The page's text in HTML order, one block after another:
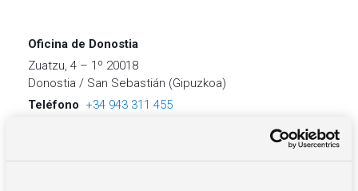
Oficina de Donostia
Zuatzu, 4 – 1º 20018
Donostia / San Sebastián (Gipuzkoa)
Teléfono +34 943 311 455